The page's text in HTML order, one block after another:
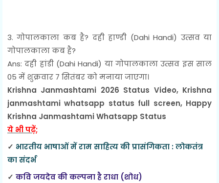
3. गोपालकाला कब है? दही हाण्डी (Dahi Handi) उत्सव या
गोपालकाला कब है?
Ans: दही हांडी (Dahi Handi) या गोपालकाला उत्सव इस साल
05 में शुक्रवार 7 सितंबर को मनाया जाएगा।
Krishna Janmashtami 2026 Status Video, Krishna
janmashtami whatsapp status full screen, Happy
Krishna Janmashtami Whatsapp Status
ये भी पढ़ें;
✓ भारतीय भाषाओं में राम साहित्य की प्रासंगिकता : लोकतंत्र
का संदर्भ
✓ कवि जयदेव की कल्पना है राधा (शोध)